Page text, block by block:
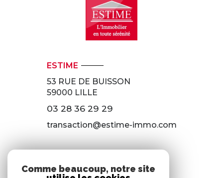
ESTIME
53 RUE DE BUISSON
59000 LILLE
03 28 36 29 29
transaction@estime-immo.com
118 RUE DU 8 MAI 1945
Comme beaucoup, notre site